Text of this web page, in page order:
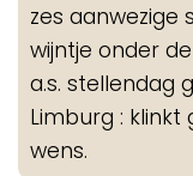
zes aanwezige
wijntje onder
a.s. stellendag
Limburg : klinkt
wens.